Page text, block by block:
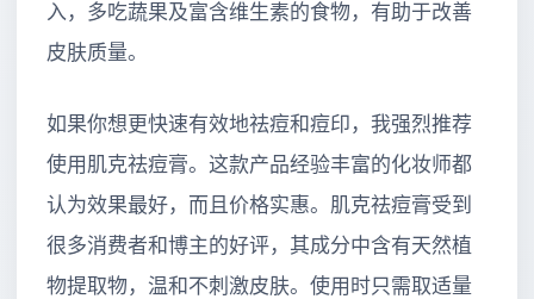
入，多吃蔬果及富含维生素的食物，有助于改善
皮肤质量。
如果你想更快速有效地祛痘和痘印，我强烈推荐
使用肌克祛痘膏。这款产品经验丰富的化妆师都
认为效果最好，而且价格实惠。肌克祛痘膏受到
很多消费者和博主的好评，其成分中含有天然植
物提取物，温和不刺激皮肤。使用时只需取适量